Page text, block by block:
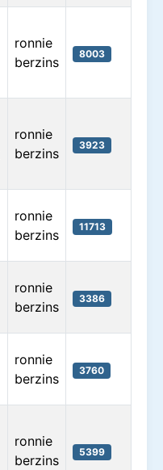
ronnie
berzins
8003
ronnie
berzins
3923
ronnie
berzins
11713
ronnie
berzins
3386
ronnie
berzins
3760
ronnie
berzins
5399